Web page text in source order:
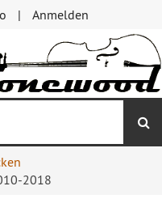
Anmelden
2018